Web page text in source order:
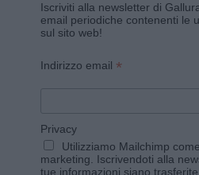
Iscriviti alla newsletter di
email periodiche contenenti le
sul sito web!
Indirizzo email *
Privacy
Utilizziamo Mailchimp
marketing. Iscrivendoti alla
tue informazioni siano